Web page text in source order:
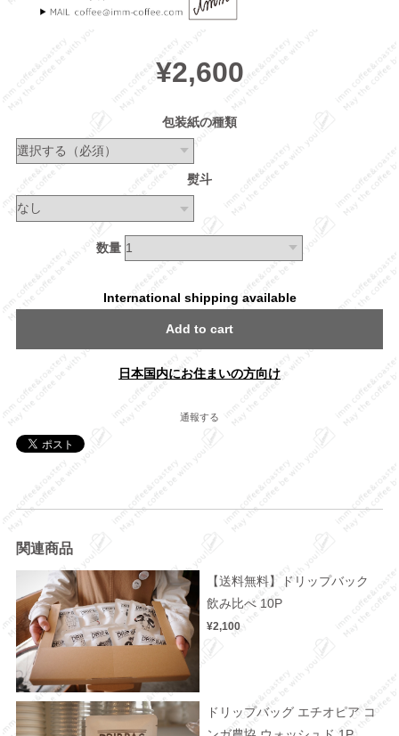
¥2,600
包装紙の種類
熨斗
数量
International shipping available
Add to cart
日本国内にお住まいの方向け
通報する
関連商品
【送料無料】ドリップバック
飲み比べ 10P
¥2,100
ドリップバッグ エチオピア コ